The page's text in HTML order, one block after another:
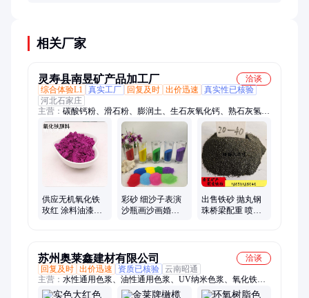
相关厂家
灵寿县南昱矿产品加工厂
洽谈
综合体验L1 真实工厂 回复及时 出价迅速
真实性已核验
河北石家庄
主营： 碳酸钙粉、滑石粉、膨润土、生石灰氧化钙、熟石灰氢氧
化钙、云母、云母岩片、珍珠岩、蛭石、玻璃粉、硅藻土、玻璃
砂、陶瓷球、陶瓷砂、铝矾土、海泡石、木粉、木质纤维、电气
石粉、锗石粉、橡胶颗粒、轮胎颗粒、石英砂、白云石
供应无机氧化铁
玫红 涂料油漆添
彩砂 细沙子表演
沙瓶画沙画婚庆
出售铁砂 抛丸钢
珠桥梁配重 喷砂
苏州奥莱鑫建材有限公司
洽谈
回复及时 出价迅速 资质已核验 云南昭通
主营： 水性通用色浆、油性通用色浆、UV纳米色浆、氧化铁红
油性色浆、纳米固化地坪漆